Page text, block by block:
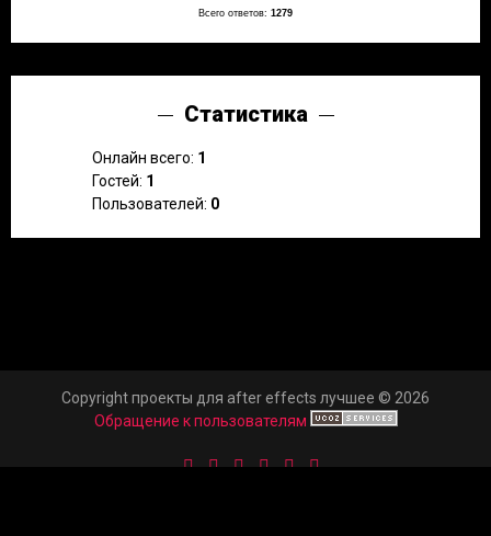
Всего ответов: 1279
Статистика
Онлайн всего: 1
Гостей: 1
Пользователей: 0
Copyright проекты для after effects лучшее © 2026
Обращение к пользователям